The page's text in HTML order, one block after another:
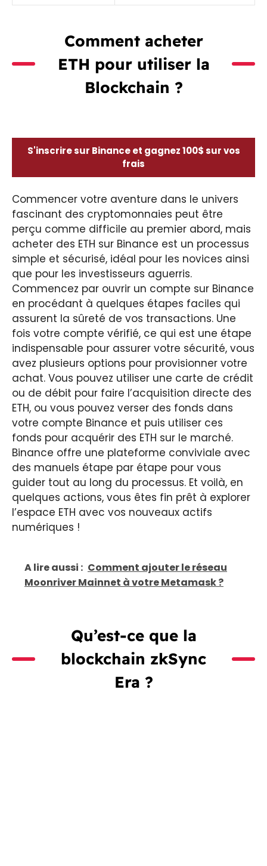
Comment acheter
ETH pour utiliser la
Blockchain ?
S'inscrire sur Binance et gagnez 100$ sur vos
frais
Commencer votre aventure dans le univers
fascinant des cryptomonnaies peut être
perçu comme difficile au premier abord, mais
acheter des ETH sur Binance est un processus
simple et sécurisé, idéal pour les novices ainsi
que pour les investisseurs aguerris.
Commencez par ouvrir un compte sur Binance
en procédant à quelques étapes faciles qui
assurent la sûreté de vos transactions. Une
fois votre compte vérifié, ce qui est une étape
indispensable pour assurer votre sécurité, vous
avez plusieurs options pour provisionner votre
achat. Vous pouvez utiliser une carte de crédit
ou de débit pour faire l’acquisition directe des
ETH, ou vous pouvez verser des fonds dans
votre compte Binance et puis utiliser ces
fonds pour acquérir des ETH sur le marché.
Binance offre une plateforme conviviale avec
des manuels étape par étape pour vous
guider tout au long du processus. Et voilà, en
quelques actions, vous êtes fin prêt à explorer
l’espace ETH avec vos nouveaux actifs
numériques !
A lire aussi : Comment ajouter le réseau
Moonriver Mainnet à votre Metamask ?
Qu’est-ce que la
blockchain zkSync
Era ?